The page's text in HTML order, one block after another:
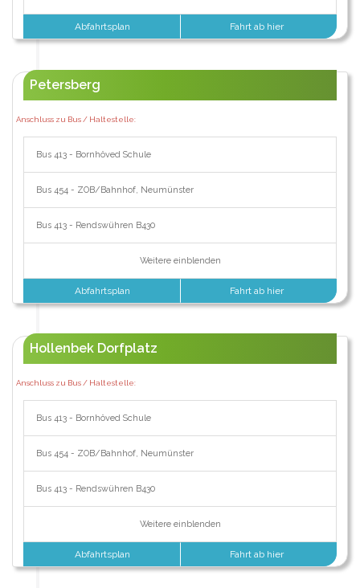
Abfahrtsplan Fahrt ab hier
Petersberg
Anschluss zu Bus / Haltestelle:
Bus 413 - Bornhöved Schule
Bus 454 - ZOB/Bahnhof, Neumünster
Bus 413 - Rendswühren B430
Weitere einblenden
Abfahrtsplan Fahrt ab hier
Hollenbek Dorfplatz
Anschluss zu Bus / Haltestelle:
Bus 413 - Bornhöved Schule
Bus 454 - ZOB/Bahnhof, Neumünster
Bus 413 - Rendswühren B430
Weitere einblenden
Abfahrtsplan Fahrt ab hier